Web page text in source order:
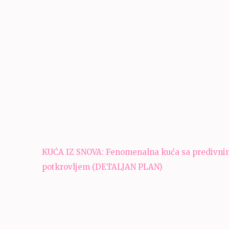
Navigacija
članaka
KUĆA IZ SNOVA: Fenomenalna kuća sa
potkrovljem (DETALJAN PLAN)